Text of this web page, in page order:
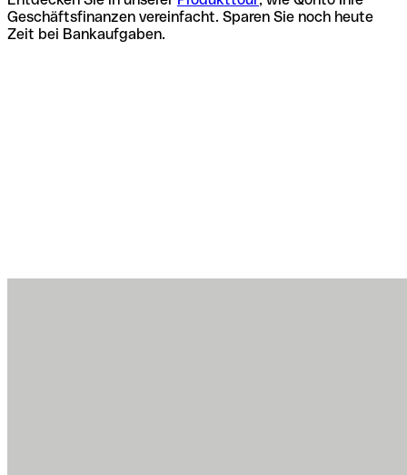
Geschäftsfinanzen vereinfacht. Sparen Sie noch heute
Zeit bei Bankaufgaben.